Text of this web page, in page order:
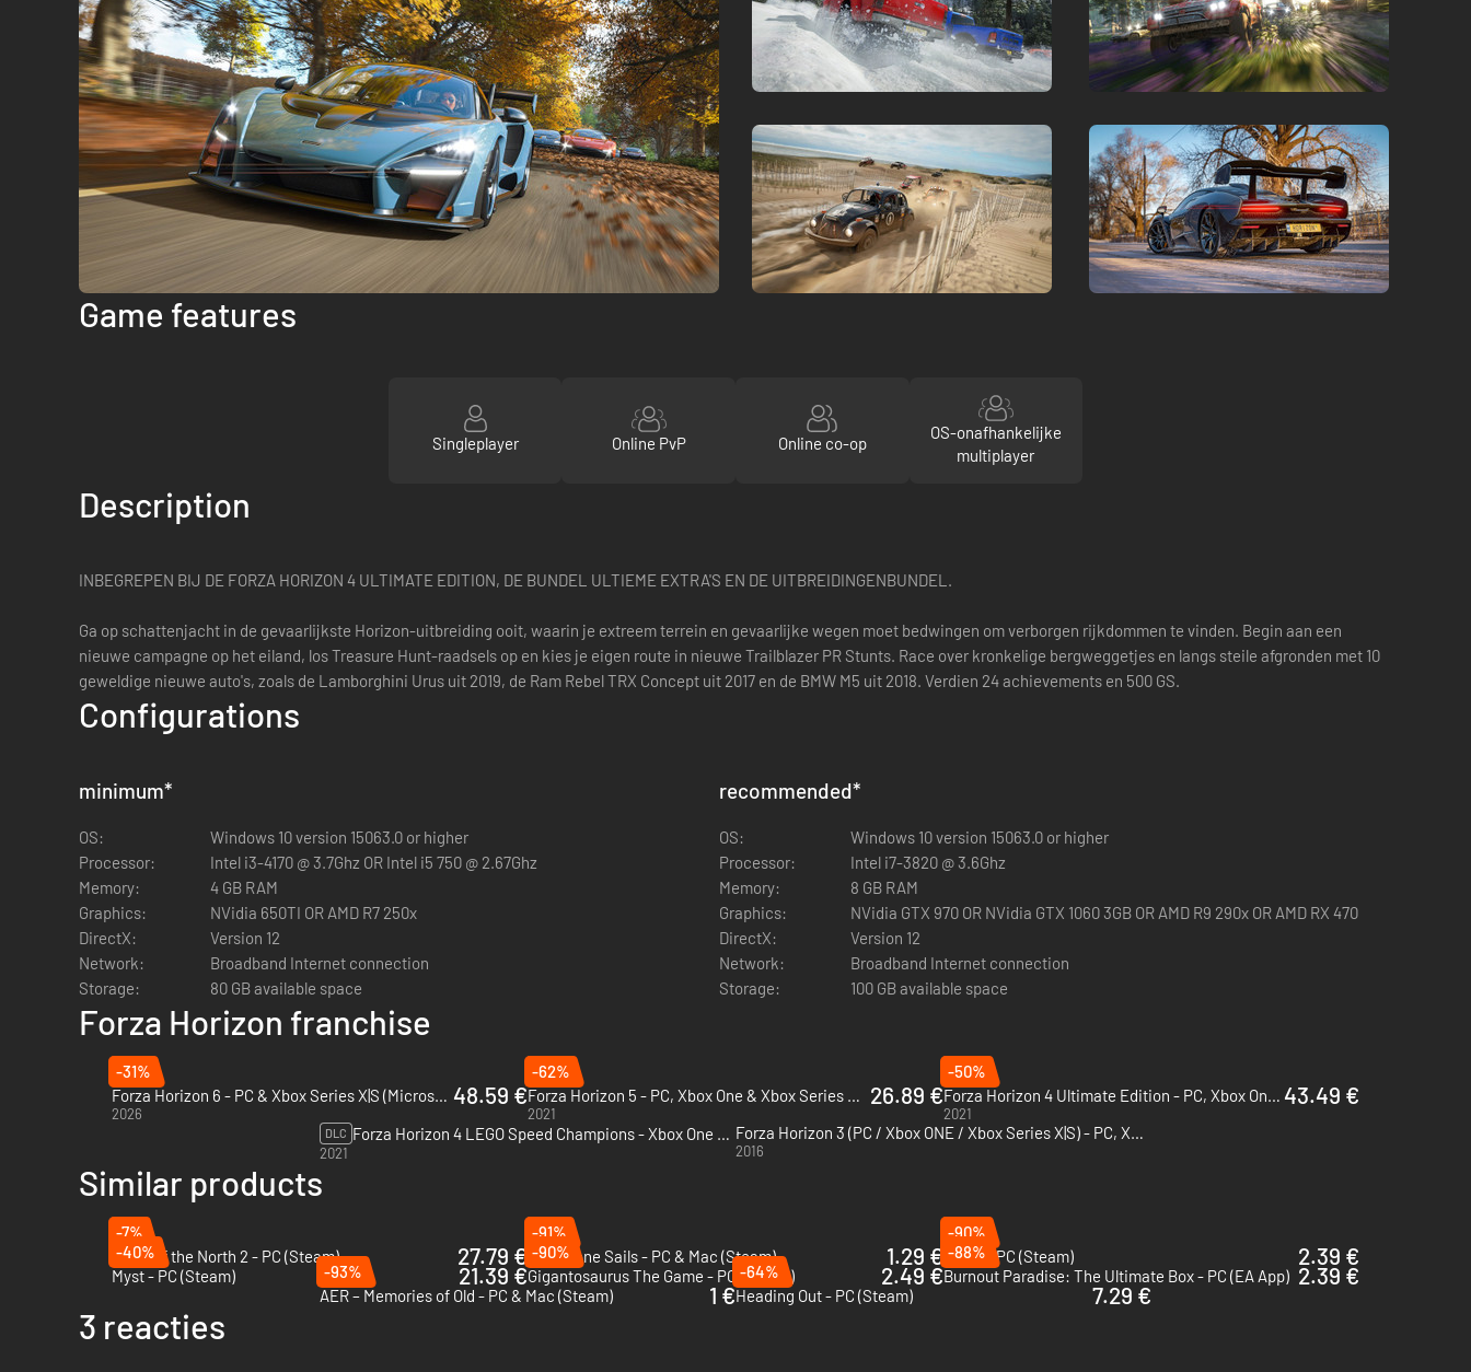
Game features
Singleplayer Online PvP Online co-op
OS-onafhankelijke
multiplayer
Description
INBEGREPEN BIJ DE FORZA HORIZON 4 ULTIMATE EDITION, DE BUNDEL ULTIEME EXTRA'S EN DE UITBREIDINGENBUNDEL.
Ga op schattenjacht in de gevaarlijkste Horizon-uitbreiding ooit, waarin je extreem terrein en gevaarlijke wegen moet bedwingen om verborgen rijkdommen te vinden. Begin aan een
nieuwe campagne op het eiland, los Treasure Hunt-raadsels op en kies je eigen route in nieuwe Trailblazer PR Stunts. Race over kronkelige bergweggetjes en langs steile afgronden met 10
geweldige nieuwe auto's, zoals de Lamborghini Urus uit 2019, de Ram Rebel TRX Concept uit 2017 en de BMW M5 uit 2018. Verdien 24 achievements en 500 GS.
Configurations
minimum*
OS:
Windows 10 version 15063.0 or higher
Processor:
Intel i3-4170 @ 3.7Ghz OR Intel i5 750 @ 2.67Ghz
Memory:
4 GB RAM
Graphics:
NVidia 650TI OR AMD R7 250x
DirectX:
Version 12
Network:
Broadband Internet connection
Storage:
80 GB available space
recommended*
OS:
Windows 10 version 15063.0 or higher
Processor:
Intel i7-3820 @ 3.6Ghz
Memory:
8 GB RAM
Graphics:
NVidia GTX 970 OR NVidia GTX 1060 3GB OR AMD R9 290x OR AMD RX 470
DirectX:
Version 12
Network:
Broadband Internet connection
Storage:
100 GB available space
Forza Horizon franchise
-31%
Forza Horizon 6 - PC & Xbox Series X|S (Microsoft Store)
2026
48.59 €
-62%
Forza Horizon 5 - PC, Xbox One & Xbox Series X|S (Microsoft Store)
2021
26.89 €
-50%
Forza Horizon 4 Ultimate Edition - PC, Xbox One & Xbox Series X|S (Microsoft Store)
2021
43.49 €
DLC Forza Horizon 4 LEGO Speed Champions - Xbox One & Xbox Series X|S
2021
Forza Horizon 3 (PC / Xbox ONE / Xbox Series X|S) - PC, Xbox One & Xbox Series X|S (Microsoft Store)
2016
Similar products
-7%
Spirit of the North 2 - PC (Steam)
27.79 €
-91%
FAR: Lone Sails - PC & Mac (Steam)
1.29 €
-90%
Sable - PC (Steam)
2.39 €
-40%
Myst - PC (Steam)
21.39 €
-90%
Gigantosaurus The Game - PC (Steam)
2.49 €
-88%
Burnout Paradise: The Ultimate Box - PC (EA App) 2.39 €
-93%
AER – Memories of Old - PC & Mac (Steam)
1 €
-64%
Heading Out - PC (Steam)
7.29 €
3 reacties